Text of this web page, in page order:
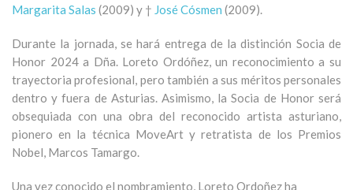
Margarita Salas (2009) y † José Cósmen (2009).
Durante la jornada, se hará entrega de la distinción Socia de
Honor 2024 a Dña. Loreto Ordóñez, un reconocimiento a su
trayectoria profesional, pero también a sus méritos personales
dentro y fuera de Asturias. Asimismo, la Socia de Honor será
obsequiada con una obra del reconocido artista asturiano,
pionero en la técnica MoveArt y retratista de los Premios
Nobel, Marcos Tamargo.
Una vez conocido el nombramiento, Loreto Ordoñez ha